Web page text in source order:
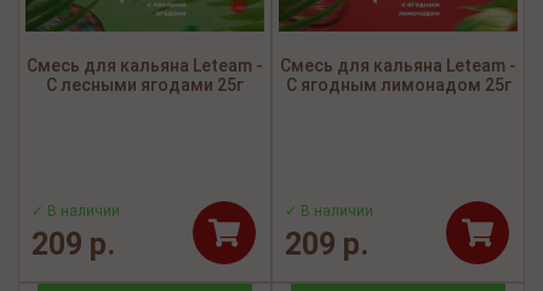
Смесь для кальяна Leteam -
С лесными ягодами 25г
✓ В наличии
209 р.
Смесь для кальяна Leteam -
С ягодным лимонадом 25г
✓ В наличии
209 р.